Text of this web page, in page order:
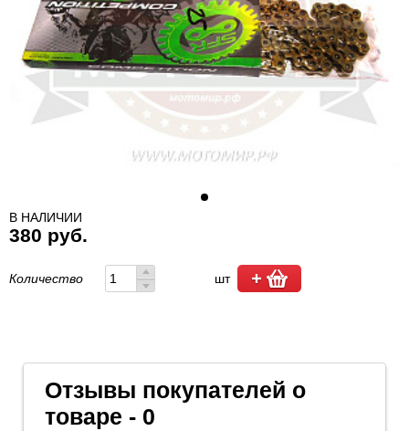
В НАЛИЧИИ
380 руб.
Количество шт
Отзывы покупателей о
товаре - 0